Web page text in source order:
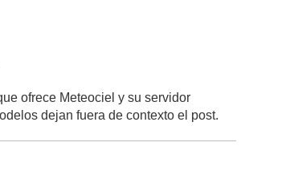
ofrece Meteociel y su servidor
dejan fuera de contexto el post.